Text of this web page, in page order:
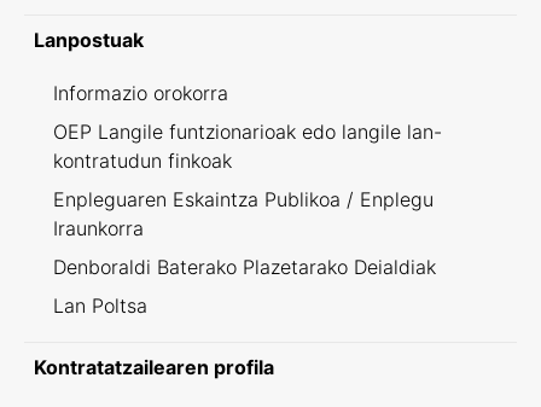
Lanpostuak
Informazio orokorra
OEP Langile funtzionarioak edo langile lan-
kontratudun finkoak
Enpleguaren Eskaintza Publikoa / Enplegu
Iraunkorra
Denboraldi Baterako Plazetarako Deialdiak
Lan Poltsa
Kontratatzailearen profila